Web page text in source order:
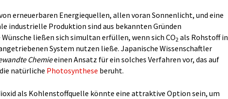
erneuerbaren Energiequellen, allen voran Sonnenlicht, und eine
industrielle Produktion sind aus bekannten Gründen
ließen sich simultan erfüllen, wenn sich CO2 als Rohstoff in
System nutzen ließe. Japanische Wissenschaftler
Chemieeinen Ansatz für ein solches Verfahren vor, das auf
natürliche Photosynthese beruht.
als Kohlenstoffquelle könnte eine attraktive Option sein, um